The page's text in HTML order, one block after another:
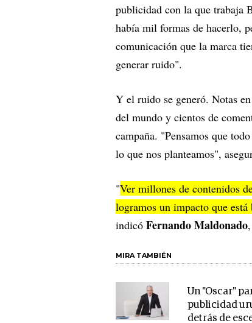
publicidad con la que trabaja
había mil formas de hacerlo,
comunicación que la marca
generar ruido".
Y el ruido se generó. Notas
del mundo y cientos de
campaña. "Pensamos que
lo que nos planteamos",
"Ver millones de contenidos
logramos un impacto que está
indicó Fernando Maldonado
MIRA TAMBIÉN
Un "Oscar"
publicidad
detrás de